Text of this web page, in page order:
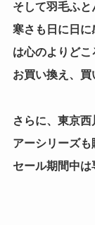
そして羽毛ふと
寒さも日に日に
は心のよりどこ
お買い換え、買
さらに、東京
アーシリーズも
セール期間中は